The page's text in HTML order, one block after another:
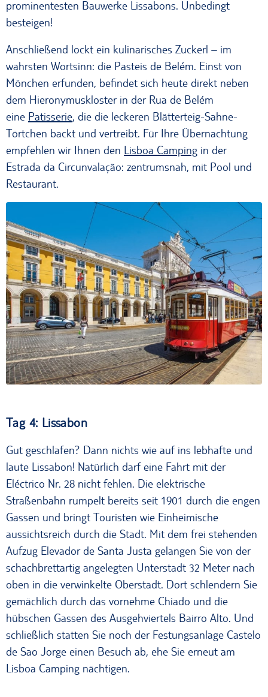
prominentesten Bauwerke Lissabons. Unbedingt
besteigen!
Anschließend lockt ein kulinarisches Zuckerl – im
wahrsten Wortsinn: die Pasteis de Belém. Einst von
Mönchen erfunden, befindet sich heute direkt neben
dem Hieronymuskloster in der Rua de Belém
eine Patisserie, die die leckeren Blätterteig-Sahne-
Törtchen backt und vertreibt. Für Ihre Übernachtung
empfehlen wir Ihnen den Lisboa Camping in der
Estrada da Circunvalação: zentrumsnah, mit Pool und
Restaurant.
Tram in Lissabon
Tag 4: Lissabon
Gut geschlafen? Dann nichts wie auf ins lebhafte und
laute Lissabon! Natürlich darf eine Fahrt mit der
Eléctrico Nr. 28 nicht fehlen. Die elektrische
Straßenbahn rumpelt bereits seit 1901 durch die engen
Gassen und bringt Touristen wie Einheimische
aussichtsreich durch die Stadt. Mit dem frei stehenden
Aufzug Elevador de Santa Justa gelangen Sie von der
schachbrettartig angelegten Unterstadt 32 Meter nach
oben in die verwinkelte Oberstadt. Dort schlendern Sie
gemächlich durch das vornehme Chiado und die
hübschen Gassen des Ausgehviertels Bairro Alto. Und
schließlich statten Sie noch der Festungsanlage Castelo
de Sao Jorge einen Besuch ab, ehe Sie erneut am
Lisboa Camping nächtigen.